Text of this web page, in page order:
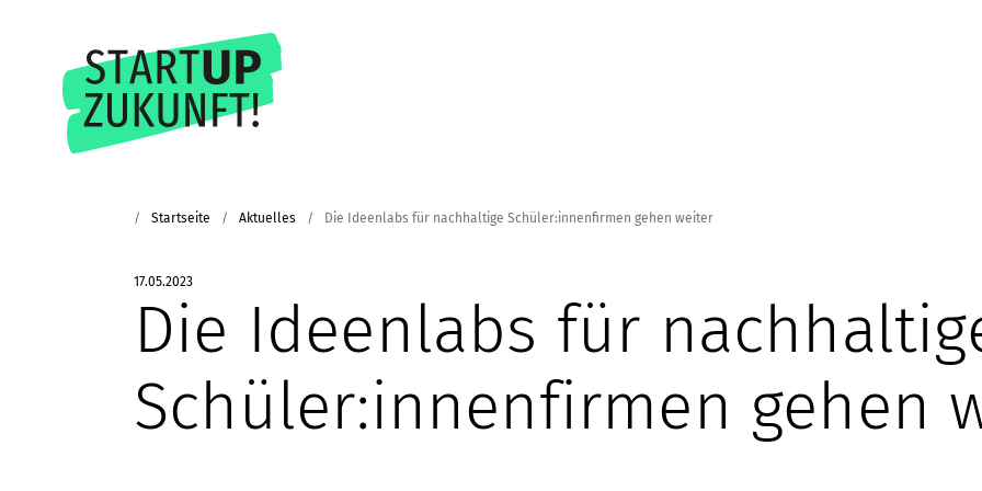
Startseite Aktuelles Die Ideenlabs für nachhaltige Schüler:innenfirmen gehen weiter
17.05.2023
Die Ideenlabs für
Schüler:innenfirmen gehen